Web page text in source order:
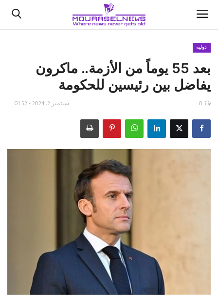
الأخبار
كتّابنا
اقتصاد
دولية
بعد 55 يوماً من الأزمة.. ماكرون
يفاضل بين رئيسين للحكومة
سبتمبر 2, 2024 - 01:52 0